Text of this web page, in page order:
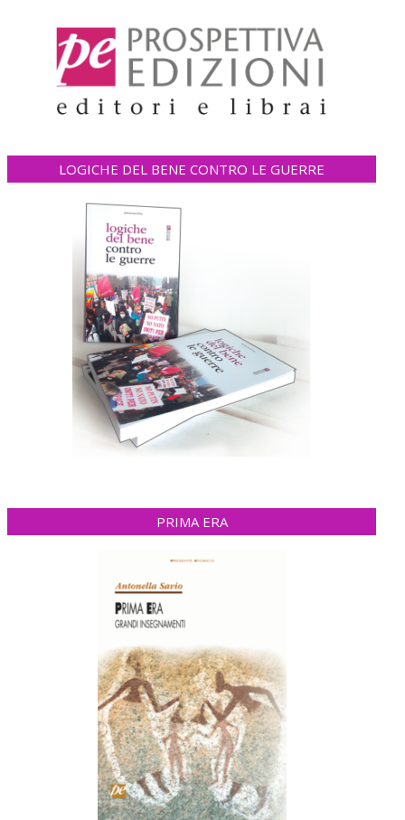
LOGICHE DEL BENE CONTRO LE GUERRE
PRIMA ERA